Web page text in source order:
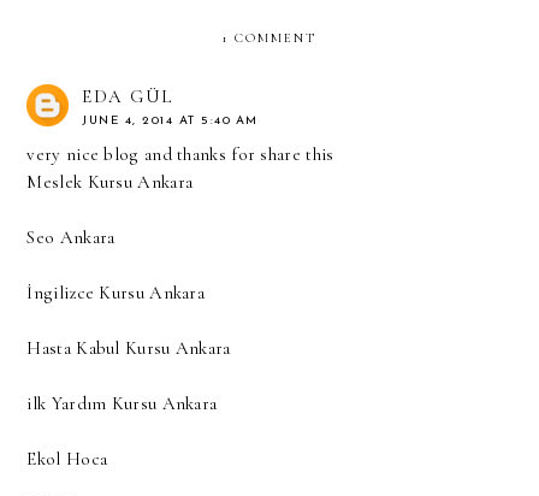
1 COMMENT
EDA GÜL
JUNE 4, 2014 AT 5:40 AM
very nice blog and thanks for share this
Meslek Kursu Ankara
Seo Ankara
İngilizce Kursu Ankara
Hasta Kabul Kursu Ankara
ilk Yardım Kursu Ankara
Ekol Hoca